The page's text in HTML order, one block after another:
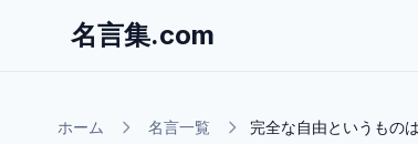
名言集.com
ホーム 名言一覧 完全な自由というもの